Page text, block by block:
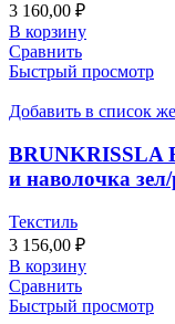
3 160,00 ₽
В корзину
Сравнить
Быстрый просмотр
Добавить в список
и наволочка
Текстиль
3 156,00 ₽
В корзину
Сравнить
Быстрый просмотр